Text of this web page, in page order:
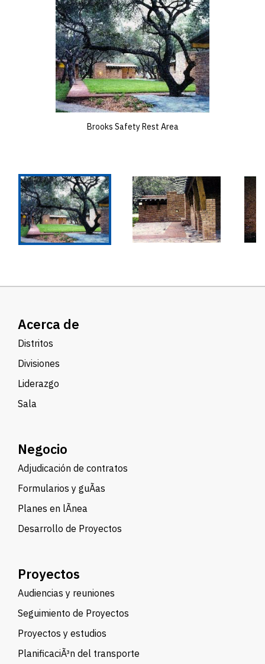
Brooks Safety Rest Area
Acerca de
Distritos
Divisiones
Liderazgo
Sala
Negocio
Adjudicación de contratos
Formularios y guÃ­as
Planes en lÃ­nea
Desarrollo de Proyectos
Proyectos
Audiencias y reuniones
Seguimiento de Proyectos
Proyectos y estudios
PlanificaciÃ³n del transporte